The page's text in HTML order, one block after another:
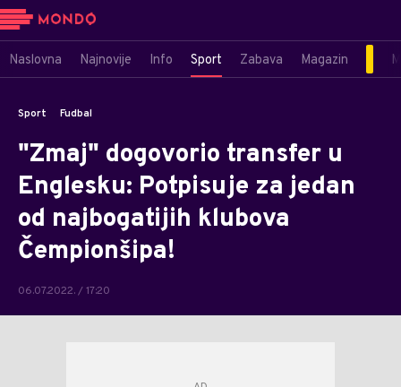
Naslovna Najnovije Info Sport Zabava Magazin
Sport Fudbal
"Zmaj" dogovorio transfer u
Englesku: Potpisuje za jedan
od najbogatijih klubova
Čempionšipa!
06.07.2022. / 17:20